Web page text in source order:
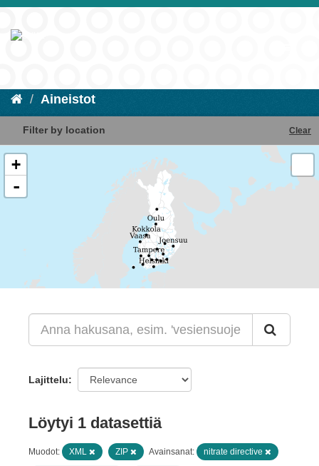
Aineistot
Filter by location Clear
+
-
Lajittelu
Löytyi 1 datasettiä
Muodot: XML ZIP Avainsanat: nitrate directive